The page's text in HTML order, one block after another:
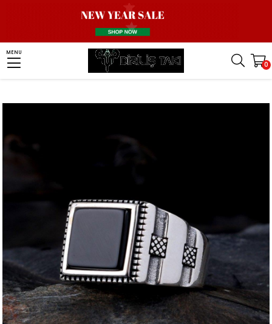
MENU
0
Men Silver Ring Stone Ring Onyx Stone Ring
Kare Kesim Oniks Taşlı Model Gümüş Yüzük